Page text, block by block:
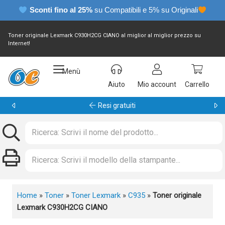
Sconti fino al 25% su Compatibili e 5% su Originali
Toner originale Lexmark C930H2CG CIANO al miglior al miglior prezzo su
Internet!
Menù
Aiuto
Mio account Carrello
Garanzia 24 mesi
Home » Toner » Toner Lexmark » C935 » Toner originale
Lexmark C930H2CG CIANO